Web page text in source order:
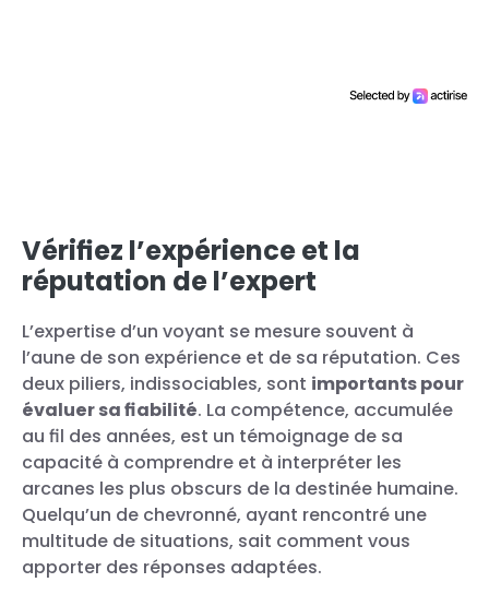
Vérifiez l’expérience et la
réputation de l’expert
L’expertise d’un voyant se mesure souvent à
l’aune de son expérience et de sa réputation. Ces
deux piliers, indissociables, sont importants pour
évaluer sa fiabilité. La compétence, accumulée
au fil des années, est un témoignage de sa
capacité à comprendre et à interpréter les
arcanes les plus obscurs de la destinée humaine.
Quelqu’un de chevronné, ayant rencontré une
multitude de situations, sait comment vous
apporter des réponses adaptées.